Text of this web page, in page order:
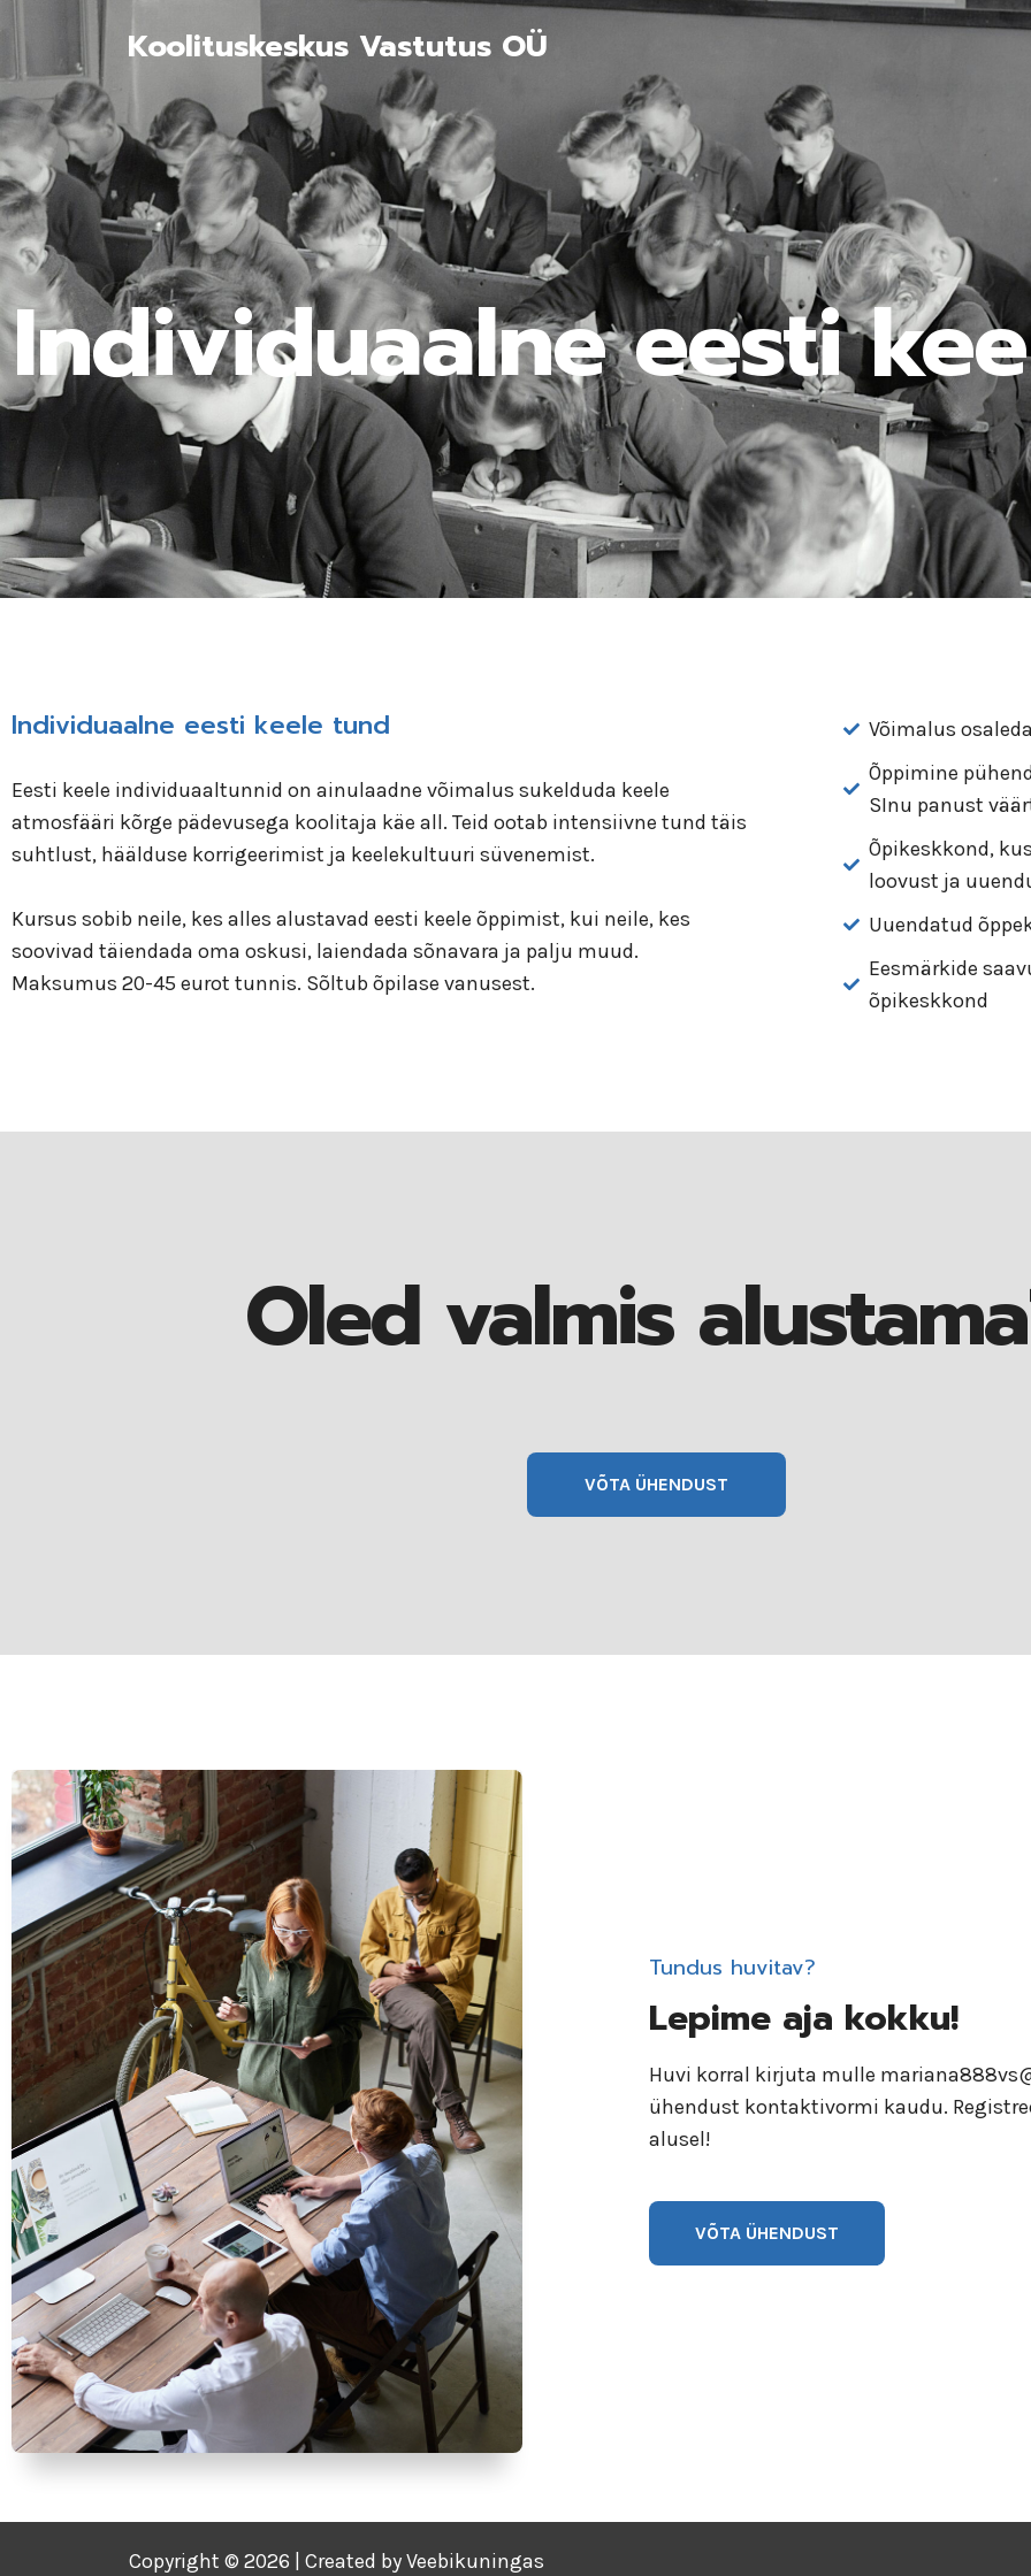
Koolituskeskus Vastutus OÜ
Individuaalne eesti
Individuaalne eesti keele tund
Eesti keele individuaaltunnid on ainulaadne võimalus sukelduda keele
atmosfääri kõrge pädevusega koolitaja käe all. Teid ootab intensiivne tund täis
suhtlust, häälduse korrigeerimist ja keelekultuuri süvenemist.
Kursus sobib neile, kes alles alustavad eesti keele õppimist, kui neile, kes
soovivad täiendada oma oskusi, laiendada sõnavara ja palju muud.
Maksumus 20-45 eurot tunnis. Sõltub õpilase vanusest.
Võimalus
Õppimine
SInu panust
Õpikeskkond,
loovust ja
Uuendatud
Eesmärkide
õpikeskkond
Oled valmis
VÕTA ÜHENDUST
Tundus huvitav?
Lepime aja kokku!
Huvi korral kirjuta mulle
ühendust kontaktivormi kaudu.
alusel!
VÕTA ÜHENDUST
Copyright © 2026 | Created byVeebikuningas